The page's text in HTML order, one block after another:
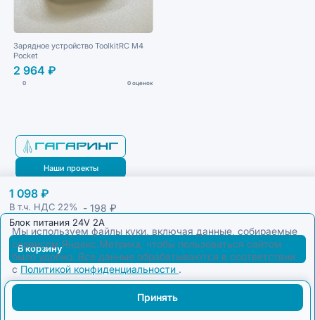
Мы используем файлы куки, включая данные, собираемые
сервисом Яндекс.Метрика, чтобы пользоваться сайтом
было удобно. Все данные обрабатываются в соответствии
с Политикой конфиденциальности .
Принять
Зарядное устройство ToolkitRC M4
Pocket
2 964 ₽
0 0 оценок
1 098 ₽
В т.ч. НДС 22% - 198 ₽
Блок питания 24V 2A
В корзину
Наши проекты